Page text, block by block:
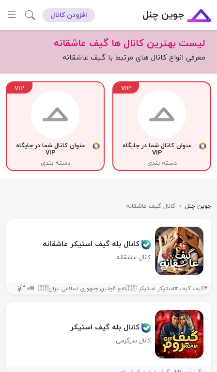
جوین چنل افزودن کانال
لیست بهترین کانال ها گیف عاشقانه
معرفی انواع کانال های مرتبط با گیف عاشقانه
VIP
عنوان کانال شما در جایگاه
VIP
دسته بندی
VIP
عنوان کانال شما در جایگاه
VIP
دسته بندی
جوین چنل › کانال گیف عاشقانه
کانال بله گیف استیکر عاشقانه
کانال عاشقانه
#گیف گیف #استیکر استیکر 🇮🇷⁩تابع قوانین جمهوری اسلامی ایران🇮🇷 ‌ 🧿« ٱللَّٰهُمَّ...
کانال بله گیف استیکر
کانال سرگرمی